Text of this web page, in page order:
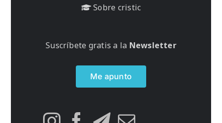
Sobre cristic
Suscríbete gratis a la Newsletter
Me apunto